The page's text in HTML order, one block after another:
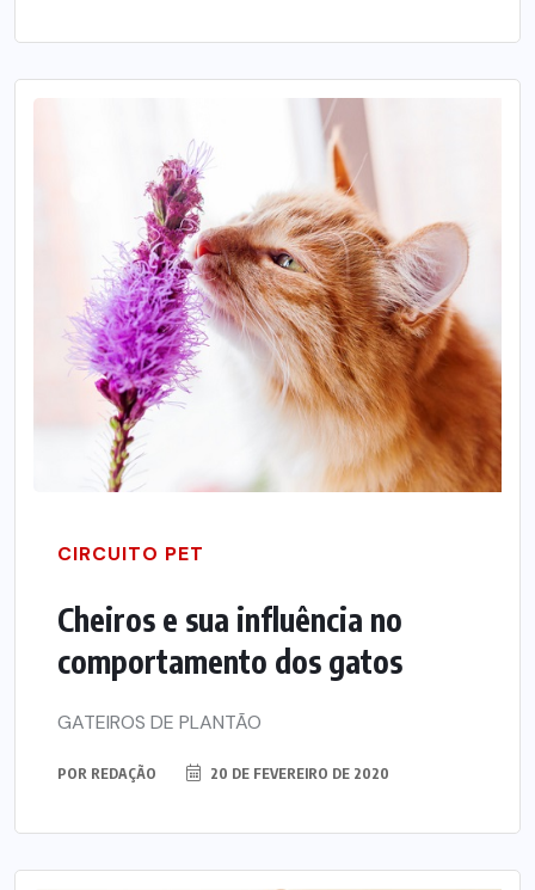
CIRCUITO PET
Cheiros e sua influência no
comportamento dos gatos
GATEIROS DE PLANTÃO
POR REDAÇÃO 20 DE FEVEREIRO DE 2020